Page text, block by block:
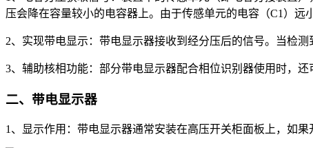
压会降在容量较小的电容器上。由于传感单元的电容（C1）
2、实现带电显示：带电显示器接收到经分压后的信号。当检
3、辅助核相功能：部分带电显示器配合相位识别器使用时，
二、带电显示器
1、显示作用：带电显示器通常安装在高压开关柜面板上，如